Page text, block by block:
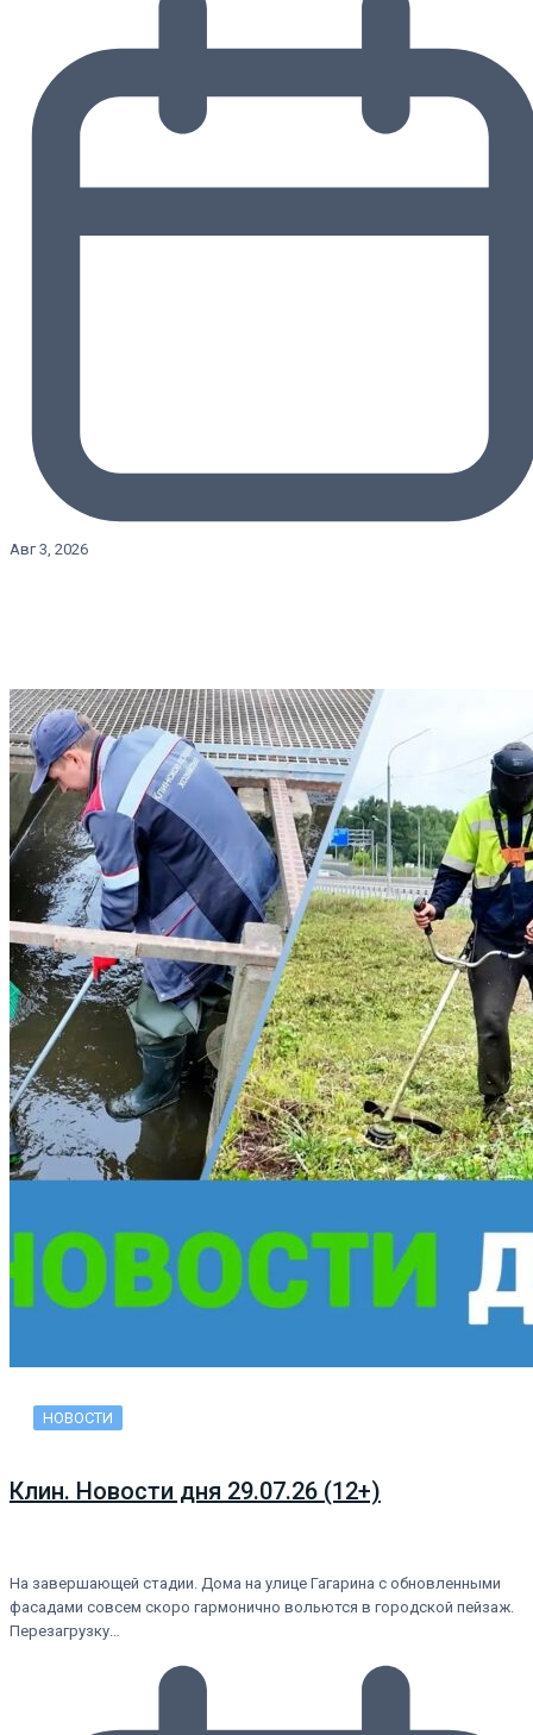
Авг 3, 2026
НОВОСТИ
Клин. Новости дня 29.07.26 (12+)
На завершающей стадии. Дома на улице Гагарина с обновленными
фасадами совсем скоро гармонично вольются в городской пейзаж.
Перезагрузку…